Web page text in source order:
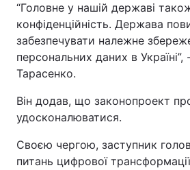
“Головне у нашій державі також
конфіденційність. Держава
забезпечувати належне
персональних даних в
Тарасенко.
Він додав, що законопроект
удосконалюватися.
Своєю чергою, заступник
питань цифрової